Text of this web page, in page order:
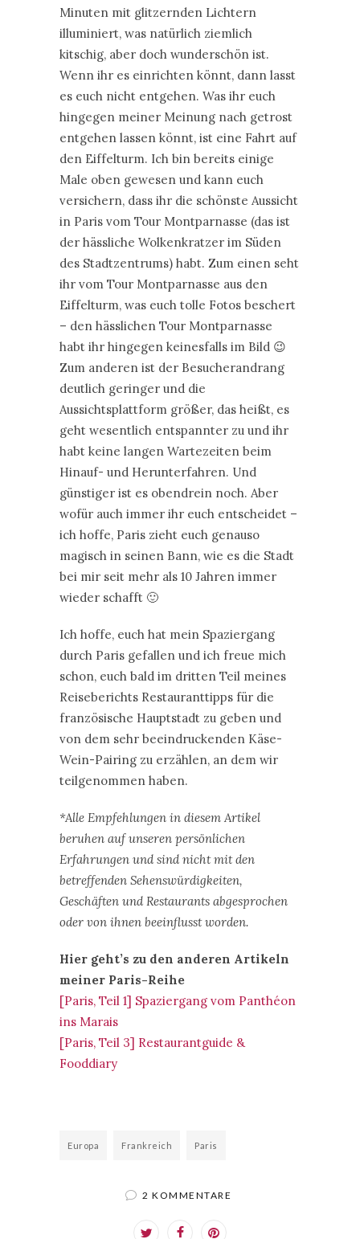
Minuten mit glitzernden Lichtern
illuminiert, was natürlich ziemlich
kitschig, aber doch wunderschön ist.
Wenn ihr es einrichten könnt, dann lasst
es euch nicht entgehen. Was ihr euch
hingegen meiner Meinung nach getrost
entgehen lassen könnt, ist eine Fahrt auf
den Eiffelturm. Ich bin bereits einige
Male oben gewesen und kann euch
versichern, dass ihr die schönste Aussicht
in Paris vom Tour Montparnasse (das ist
der hässliche Wolkenkratzer im Süden
des Stadtzentrums) habt. Zum einen seht
ihr vom Tour Montparnasse aus den
Eiffelturm, was euch tolle Fotos beschert
– den hässlichen Tour Montparnasse
habt ihr hingegen keinesfalls im Bild 😉
Zum anderen ist der Besucherandrang
deutlich geringer und die
Aussichtsplattform größer, das heißt, es
geht wesentlich entspannter zu und ihr
habt keine langen Wartezeiten beim
Hinauf- und Herunterfahren. Und
günstiger ist es obendrein noch. Aber
wofür auch immer ihr euch entscheidet –
ich hoffe, Paris zieht euch genauso
magisch in seinen Bann, wie es die Stadt
bei mir seit mehr als 10 Jahren immer
wieder schafft 🙂
Ich hoffe, euch hat mein Spaziergang
durch Paris gefallen und ich freue mich
schon, euch bald im dritten Teil meines
Reiseberichts Restauranttipps für die
französische Hauptstadt zu geben und
von dem sehr beeindruckenden Käse-
Wein-Pairing zu erzählen, an dem wir
teilgenommen haben.
*Alle Empfehlungen in diesem Artikel
beruhen auf unseren persönlichen
Erfahrungen und sind nicht mit den
betreffenden Sehenswürdigkeiten,
Geschäften und Restaurants abgesprochen
oder von ihnen beeinflusst worden.
Hier geht’s zu den anderen Artikeln
meiner Paris-Reihe
[Paris, Teil 1] Spaziergang vom Panthéon
ins Marais
[Paris, Teil 3] Restaurantguide &
Fooddiary
Europa Frankreich Paris
2 KOMMENTARE